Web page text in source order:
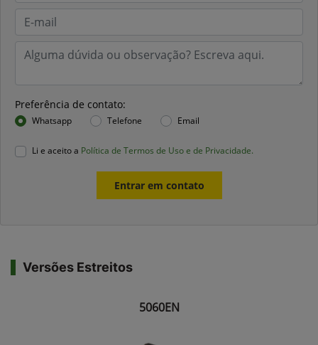
Preferência de contato:
Whatsapp Telefone Email
Li e aceito a Política de Termos de Uso e de Privacidade.
Entrar em contato
Versões Estreitos
5060EN